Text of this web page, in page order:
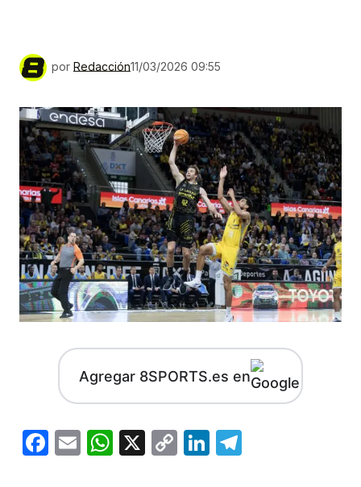
por Redacción11/03/2026 09:55
Agregar 8SPORTS.es en
Facebook
EmailWhatsApp
X
CopyLinkedIn